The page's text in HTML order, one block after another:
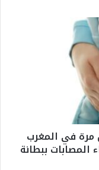
مرة في المغرب
المصابات ببطانة